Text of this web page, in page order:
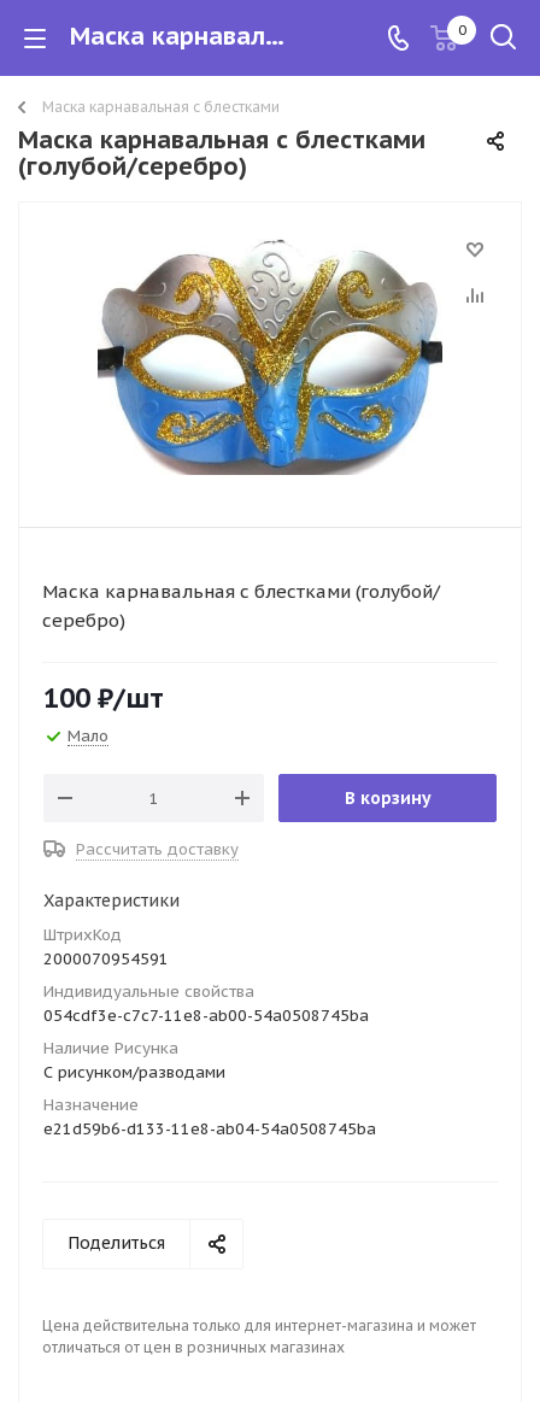
Маска карнавальная с блестками (голубой/серебро) 0
Маска карнавальная с блестками
Маска карнавальная с блестками
(голубой/серебро)
Маска карнавальная с блестками (голубой/
серебро)
100 ₽/шт
Мало
В корзину
Рассчитать доставку
Характеристики
ШтрихКод
2000070954591
Индивидуальные свойства
054cdf3e-c7c7-11e8-ab00-54a0508745ba
Наличие Рисунка
С рисунком/разводами
Назначение
e21d59b6-d133-11e8-ab04-54a0508745ba
Поделиться
Цена действительна только для интернет-магазина и может
отличаться от цен в розничных магазинах